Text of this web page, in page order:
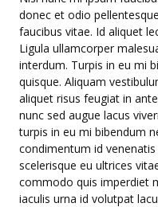
donec et odio
faucibus vitae. Id aliquet
Ligula ullamcorper
interdum. Turpis in eu mi
quisque. Aliquam
aliquet risus feugiat in
nunc sed augue lacus
turpis in eu mi bibendum
condimentum id venenatis
scelerisque eu ultrices
commodo quis imperdiet
iaculis urna id volutpat